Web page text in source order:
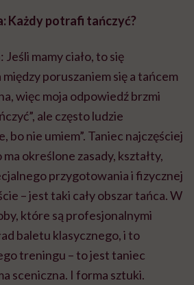
: Każdy potrafi tańczyć?
: Jeśli mamy ciało, to się
poruszaniem się a tańcem
więc moja odpowiedź brzmi
ale często ludzie
bo nie umiem”. Taniec najczęściej
określone zasady, kształty,
przygotowania i fizycznej
– jest taki cały obszar tańca. W
które są profesjonalnymi
baletu klasycznego, i to
treningu – to jest taniec
sceniczna. I forma sztuki.